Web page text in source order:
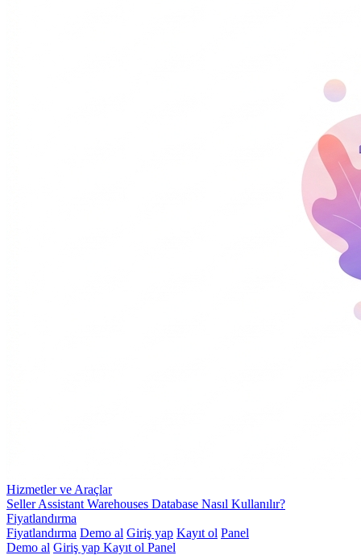
Hizmetler ve Araçlar
Seller Assistant Warehouses Database Nasıl Kullanılır?
Fiyatlandırma
Fiyatlandırma Demo al Giriş yap Kayıt ol Panel
Demo al Giriş yap Kayıt ol Panel